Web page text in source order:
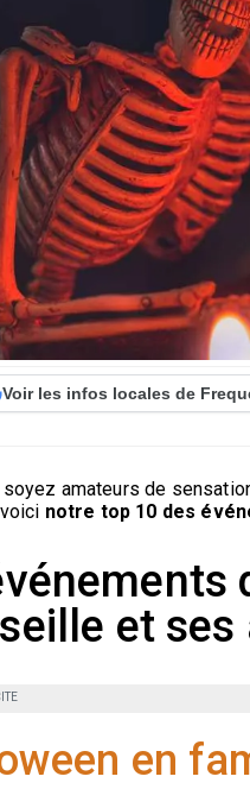
Voir les infos locales de
amateurs de
notre top 10 des
et
en